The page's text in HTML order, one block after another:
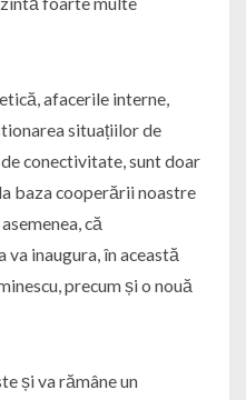
afacerile interne,
situațiilor de
conectivitate, sunt doar
baza cooperării noastre
că
inaugura, în această
precum și o nouă
și va rămâne un